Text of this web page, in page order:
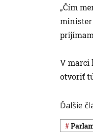
„Čím
minister
V marci
otvoriť
Ďalšie